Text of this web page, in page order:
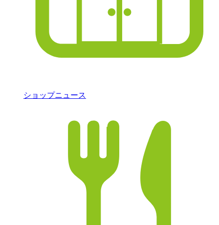
ショップニュース